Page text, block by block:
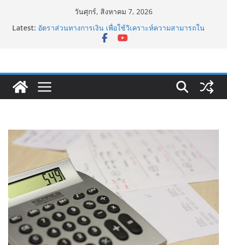
วันศุกร์, สิงหาคม 7, 2026
Latest: อัตราส่วนทางการเงิน เพื่อใช้วิเคราะห์ความสามารถใน
การทำกำไร (Profitability Ratios)